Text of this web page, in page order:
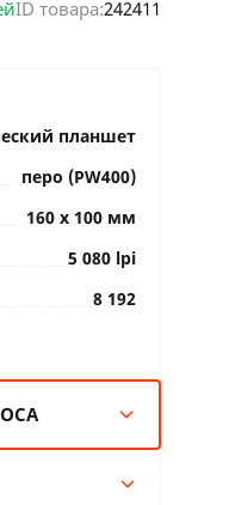
ID товара:242411
планшет
перо (PW400)
160 x 100 мм
5 080 lpi
8 192